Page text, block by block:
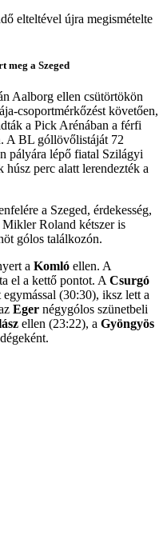
elteltével újra megismételte
meg a Szeged
Aalborg ellen csütörtökön
csoportmérkőzést követően,
a Pick Arénában a férfi
A BL góllövőlistáját 72
pályára lépő fiatal Szilágyi
perc alatt lerendezték a
a Szeged, érdekesség,
Mikler Roland kétszer is
gólos találkozón.
a Komló ellen. A
el a kettő pontot. A Csurgó
(30:30), iksz lett a
Eger négygólos szünetbeli
ellen (23:22), a Gyöngyös